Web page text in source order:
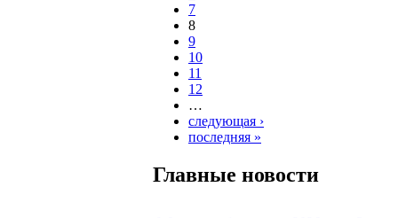
7
8
9
10
11
12
…
следующая ›
последняя »
Главные новости